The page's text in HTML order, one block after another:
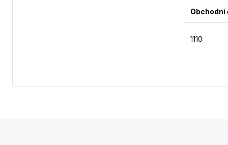
Obchodní
1110